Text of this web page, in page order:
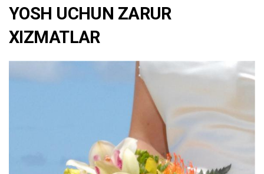
YOSH UCHUN ZARUR
XIZMATLAR